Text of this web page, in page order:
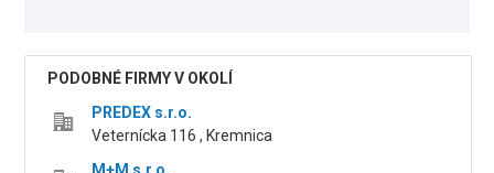
PODOBNÉ FIRMY V OKOLÍ
PREDEX s.r.o.
Veternícka 116 , Kremnica